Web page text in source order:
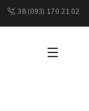
38 (093) 170 21 02